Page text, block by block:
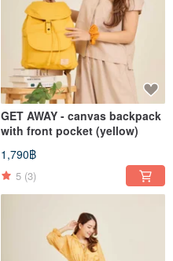
GET AWAY - canvas backpack
with front pocket (yellow)
1,790฿
5 (3)